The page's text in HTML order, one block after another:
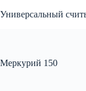
к
Универсальный
Меркурий 150